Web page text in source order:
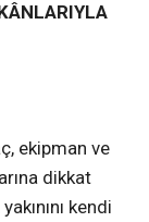
ekipman ve
dikkat
kendi